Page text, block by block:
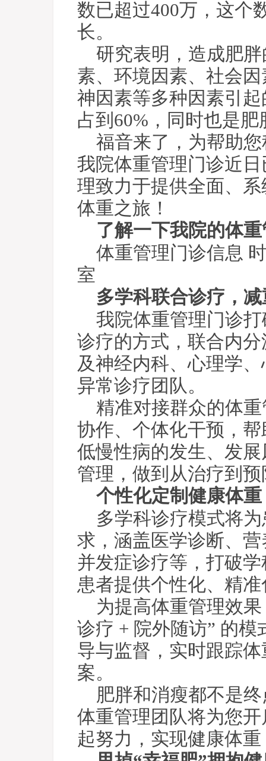
数已超过400万，这个
长。
研究表明，造成肥
素、环境因素、社会
神因素等多种因素引
占到60%，同时也是
福音来了，为帮助
我院体重管理门诊近
理致力于提供全面、
体重之旅！
了解一下我院的体
体重管理门诊信息
室
多学科联合诊疗，
我院体重管理门诊
诊疗的方式，联合内
及神经内科、心理学
异常诊疗团队。
精准对接群众的体
协作、个体化干预，
低慢性病的发生、发
管理，做到从治疗到
个性化定制健康体重
多学科诊疗模式将
求，涵盖医学诊断、
并发症诊疗等，打破
患者提供个性化、精
为提高体重管理效
诊疗 + 院外随访” 的
导与监督，实时跟踪
案。
肥胖和消瘦都不是
体重管理团队将为您
起努力，实现健康体